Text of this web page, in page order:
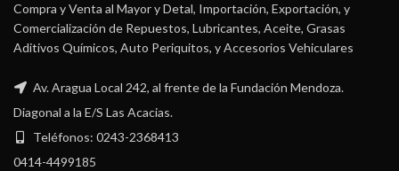
Compra y Venta al Mayor y Detal, Importación, Exportación, y
Comercialización de Repuestos, Lubricantes, Aceite, Grasas
Aditivos Químicos, Auto Periquitos, y Accesorios Vehiculares
Av. Aragua Local 242, al frente de la Fundación Mendoza.
Diagonal a la E/S Las Acacias.
Teléfonos: 0243-2368413
0414-4499185